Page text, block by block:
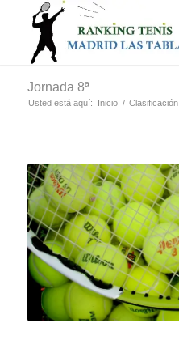
Jornada 8ª
Usted está aquí: Inicio / Clasificación